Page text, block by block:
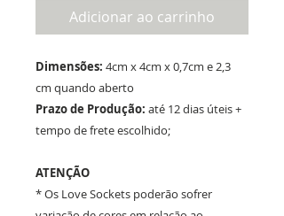
Adicionar ao carrinho
Dimensões: 4cm x 4cm x 0,7cm e 2,3
cm quando aberto
Prazo de Produção: até 12 dias úteis +
tempo de frete escolhido;
ATENÇÃO
* Os Love Sockets poderão sofrer